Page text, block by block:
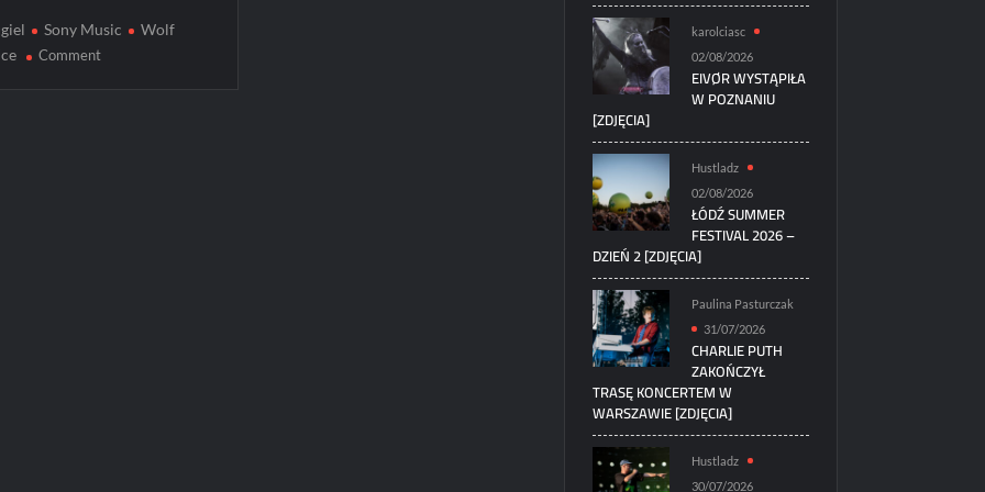
Sony Music
Wolf
Commenton
karolciasc
02/08/2026
EIVØR WYSTĄPIŁA
W POZNANIU
[ZDJĘCIA]
Hustladz
02/08/2026
ŁÓDŹ SUMMER
FESTIVAL 2026 –
DZIEŃ 2 [ZDJĘCIA]
Paulina Pasturczak
31/07/2026
CHARLIE PUTH
ZAKOŃCZYŁ
TRASĘ KONCERTEM W
WARSZAWIE [ZDJĘCIA]
Hustladz
30/07/2026